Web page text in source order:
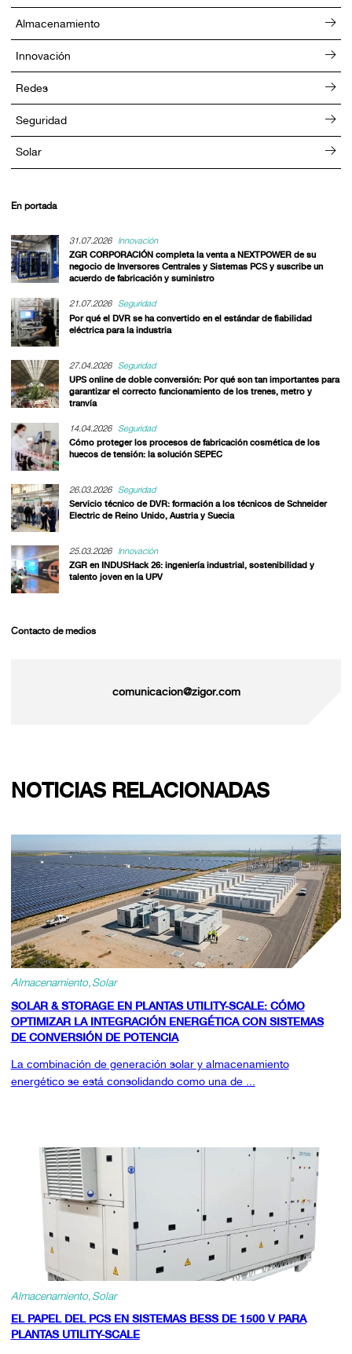
Almacenamiento
Innovación
Redes
Seguridad
Solar
En portada
31.07.2026
Innovación
ZGR CORPORACIÓN completa la venta a NEXTPOWER de su
negocio de Inversores Centrales y Sistemas PCS y suscribe un
acuerdo de fabricación y suministro
21.07.2026
Seguridad
Por qué el DVR se ha convertido en el estándar de fiabilidad
eléctrica para la industria
27.04.2026
Seguridad
UPS online de doble conversión: Por qué son tan importantes para
garantizar el correcto funcionamiento de los trenes, metro y
tranvía
14.04.2026
Seguridad
Cómo proteger los procesos de fabricación cosmética de los
huecos de tensión: la solución SEPEC
26.03.2026
Seguridad
Servicio técnico de DVR: formación a los técnicos de Schneider
Electric de Reino Unido, Austria y Suecia
25.03.2026
Innovación
ZGR en INDUSHack 26: ingeniería industrial, sostenibilidad y
talento joven en la UPV
Contacto de medios
comunicacion@zigor.com
NOTICIAS RELACIONADAS
Almacenamiento Solar
SOLAR & STORAGE EN PLANTAS UTILITY-SCALE: CÓMO
OPTIMIZAR LA INTEGRACIÓN ENERGÉTICA CON SISTEMAS
DE CONVERSIÓN DE POTENCIA
La combinación de generación solar y almacenamiento
energético se está consolidando como una de ...
Almacenamiento Solar
EL PAPEL DEL PCS EN SISTEMAS BESS DE 1500 V PARA
PLANTAS UTILITY-SCALE